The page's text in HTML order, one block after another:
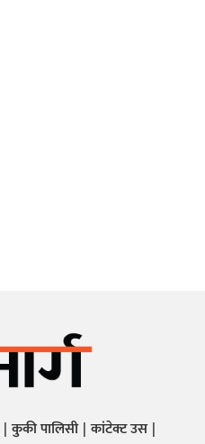
कुकी पालिसी कांटेक्ट उस